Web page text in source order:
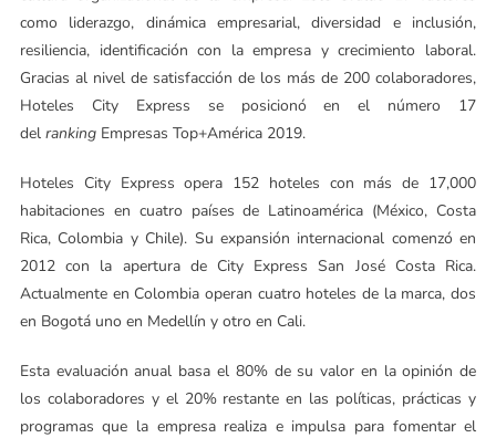
como liderazgo, dinámica empresarial, diversidad e inclusión,
resiliencia, identificación con la empresa y crecimiento laboral.
Gracias al nivel de satisfacción de los más de 200 colaboradores,
Hoteles City Express se posicionó en el número 17
del rankingEmpresas Top+América 2019.
Hoteles City Express opera 152 hoteles con más de 17,000
habitaciones en cuatro países de Latinoamérica (México, Costa
Rica, Colombia y Chile). Su expansión internacional comenzó en
2012 con la apertura de City Express San José Costa Rica.
Actualmente en Colombia operan cuatro hoteles de la marca, dos
en Bogotá uno en Medellín y otro en Cali.
Esta evaluación anual basa el 80% de su valor en la opinión de
los colaboradores y el 20% restante en las políticas, prácticas y
programas que la empresa realiza e impulsa para fomentar el